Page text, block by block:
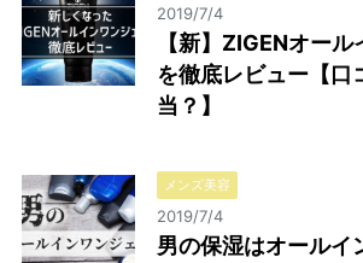
2019/7/4
【新】ZIGENオー
を徹底レビュー【口
当？】
メンズ美容
2019/7/4
男の保湿はオールイ